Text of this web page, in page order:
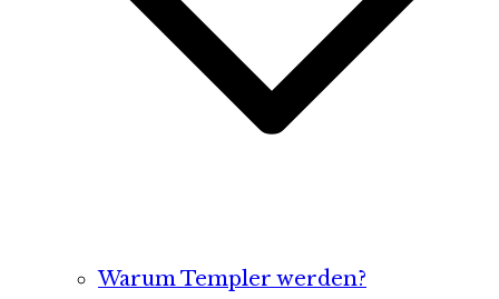
Warum Templer werden?